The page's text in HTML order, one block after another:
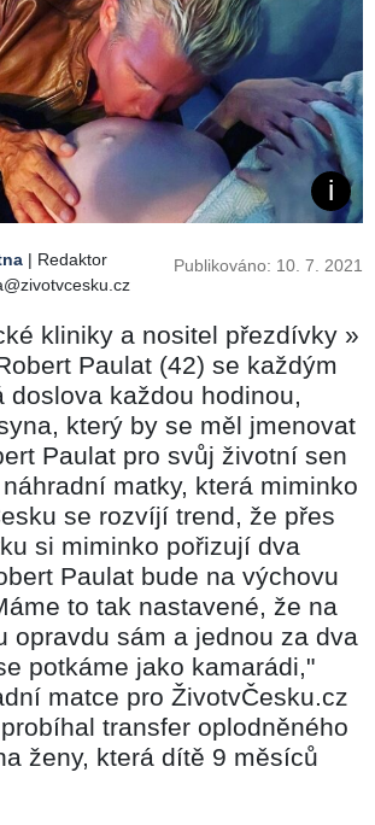
| Redaktor
Publikováno: 10. 7. 2021
kliniky a nositel přezdívky »​
Paulat (42) se každým
doslova každou hodinou,
který by se měl jmenovat
Paulat pro svůj životní sen
matky, která miminko
se rozvíjí trend, že přes
si miminko pořizují dva
Paulat bude na výchovu
to tak nastavené, že na
opravdu sám a jednou za dva
potkáme jako kamarádi,"
matce pro ŽivotvČesku.cz
transfer oplodněného
ženy, která dítě 9 měsíců